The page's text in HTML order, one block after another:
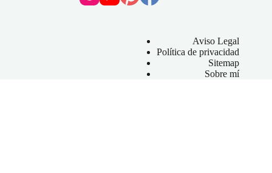
Aviso Legal
Política de privacidad
Sitemap
Sobre mí